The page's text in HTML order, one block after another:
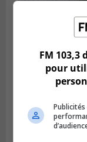
Publié le 6 août
Des jeunes
le DéfiFM 103,3
pour